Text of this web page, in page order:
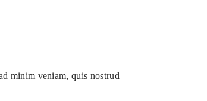
minim veniam, quis nostrud